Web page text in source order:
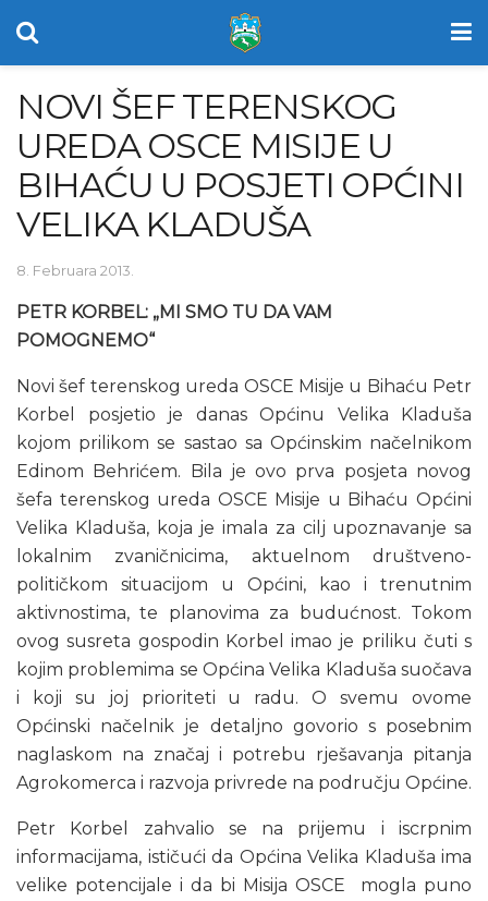
NOVI ŠEF TERENSKOG
UREDA OSCE MISIJE U
BIHAĆU U POSJETI OPĆINI
VELIKA KLADUŠA
8. Februara 2013.
PETR KORBEL: „MI SMO TU DA VAM
POMOGNEMO“
Novi šef terenskog ureda OSCE Misije u Bihaću Petr
Korbel posjetio je danas Općinu Velika Kladuša
kojom prilikom se sastao sa Općinskim načelnikom
Edinom Behrićem. Bila je ovo prva posjeta novog
šefa terenskog ureda OSCE Misije u Bihaću Općini
Velika Kladuša, koja je imala za cilj upoznavanje sa
lokalnim zvaničnicima, aktuelnom društveno-
političkom situacijom u Općini, kao i trenutnim
aktivnostima, te planovima za budućnost. Tokom
ovog susreta gospodin Korbel imao je priliku čuti s
kojim problemima se Općina Velika Kladuša suočava
i koji su joj prioriteti u radu. O svemu ovome
Općinski načelnik je detaljno govorio s posebnim
naglaskom na značaj i potrebu rješavanja pitanja
Agrokomerca i razvoja privrede na području Općine.
Petr Korbel zahvalio se na prijemu i iscrpnim
informacijama, ističući da Općina Velika Kladuša ima
velike potencijale i da bi Misija OSCE mogla puno